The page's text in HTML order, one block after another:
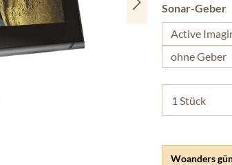
Woanders
Sonar-Geber
Active
ohne Geber